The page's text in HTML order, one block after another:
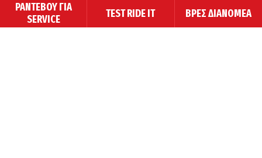
ΡΑΝΤΕΒΟΥ ΓΙΑ
SERVICE
TEST RIDE IT ΒΡΕΣ ΔΙΑΝΟΜΕΑ